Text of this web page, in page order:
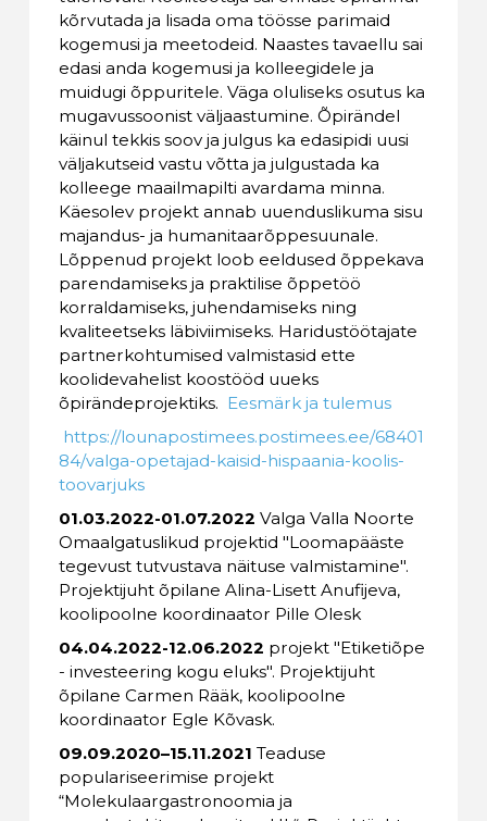
kõrvutada ja lisada oma töösse parimaid
kogemusi ja meetodeid. Naastes tavaellu sai
edasi anda kogemusi ja kolleegidele ja
muidugi õppuritele. Väga oluliseks osutus ka
mugavussoonist väljaastumine. Õpirändel
käinul tekkis soov ja julgus ka edasipidi uusi
väljakutseid vastu võtta ja julgustada ka
kolleege maailmapilti avardama minna.
Käesolev projekt annab uuenduslikuma sisu
majandus- ja humanitaarõppesuunale.
Lõppenud projekt loob eeldused õppekava
parendamiseks ja praktilise õppetöö
korraldamiseks, juhendamiseks ning
kvaliteetseks läbiviimiseks. Haridustöötajate
partnerkohtumised valmistasid ette
koolidevahelist koostööd uueks
õpirändeprojektiks. Eesmärk ja tulemus
https://lounapostimees.postimees.ee/68401
84/valga-opetajad-kaisid-hispaania-koolis-
toovarjuks
01.03.2022-01.07.2022 Valga Valla Noorte
Omaalgatuslikud projektid "Loomapääste
tegevust tutvustava näituse valmistamine".
Projektijuht õpilane Alina-Lisett Anufijeva,
koolipoolne koordinaator Pille Olesk
04.04.2022-12.06.2022 projekt "Etiketiõpe
- investeering kogu eluks". Projektijuht
õpilane Carmen Rääk, koolipoolne
koordinaator Egle Kõvask.
09.09.2020–15.11.2021 Teaduse
populariseerimise projekt
“Molekulaargastronoomia ja